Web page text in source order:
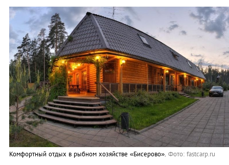
Комфортный отдых в рыбном хозяйстве «Бисерово». Фото: fastcarp.ru